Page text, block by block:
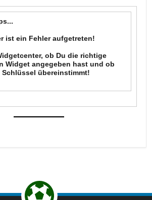
Return to the top of the page.